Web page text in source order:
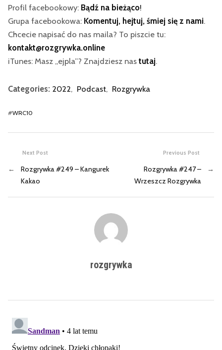
Profil facebookowy: Bądź na bieżąco!
Grupa facebookowa: Komentuj, hejtuj, śmiej się z nami.
Chcecie napisać do nas maila? To piszcie tu:
kontakt@rozgrywka.online
iTunes: Masz „ejpla”? Znajdziesz nastutaj.
Categories: 2022, Podcast, Rozgrywka
#WRC10
Previous Post
Rozgrywka #247 –
Wrzeszcz Rozgrywka
→
Next Post
←
Rozgrywka #249 – Kangurek
Kakao
rozgrywka